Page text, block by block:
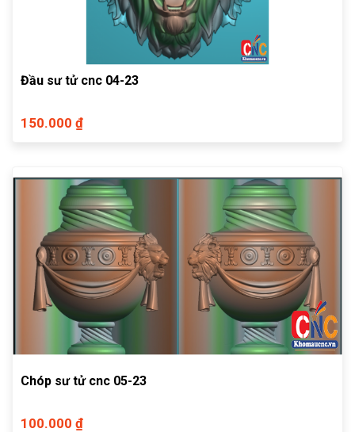
Đầu sư tử cnc 04-23
150.000 ₫
Chóp sư tử cnc 05-23
100.000 ₫